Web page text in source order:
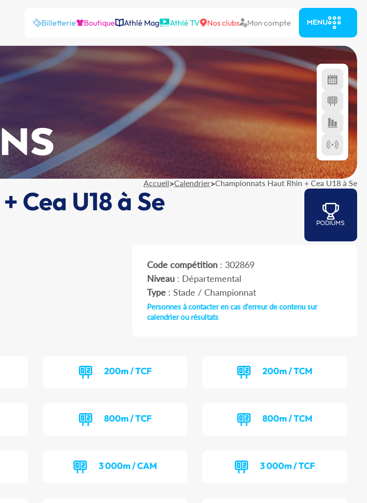
Billetterie Boutique Athlé Mag Athlé TV Nos clubs Mon compte MENU
Accueil>Calendrier>Championnats Haut Rhin + Cea U18 à Se
Cea U18 à Se
PODIUMS
Code compétition: 302869
Niveau: Départemental
Type: Stade / Championnat
Personnes à contacter en cas d'erreur de contenu sur
calendrier ou résultats
200m / TCF 200m / TCM
800m / TCF 800m / TCM
3 000m / CAM 3 000m / TCF